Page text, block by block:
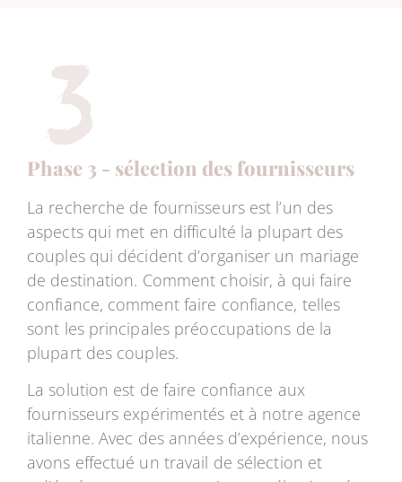
Phase 3 - sélection des fournisseurs
La recherche de fournisseurs est l’un des
aspects qui met en difficulté la plupart des
couples qui décident d’organiser un mariage
de destination. Comment choisir, à qui faire
confiance, comment faire confiance, telles
sont les principales préoccupations de la
plupart des couples.
La solution est de faire confiance aux
fournisseurs expérimentés et à notre agence
italienne. Avec des années d’expérience, nous
avons effectué un travail de sélection et